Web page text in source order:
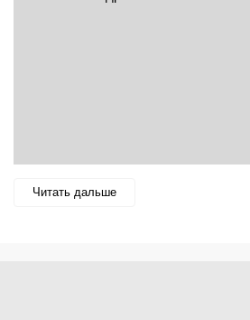
Читать дальше